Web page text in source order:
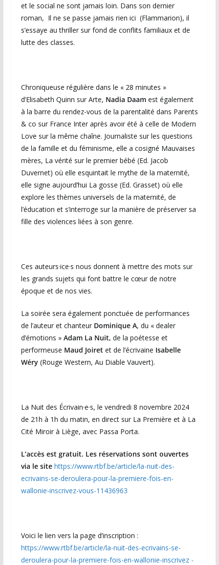
et le social ne sont jamais loin. Dans son dernier
roman, Il ne se passe jamais rien ici (Flammarion), il
s’essaye au thriller sur fond de conflits familiaux et de
lutte des classes.
Chroniqueuse régulière dans le « 28 minutes »
d’Elisabeth Quinn sur Arte, Nadia Daamest également
à la barre du rendez-vous de la parentalité dans Parents
& co sur France Inter après avoir été à celle de Modern
Love sur la même chaîne. Journaliste sur les questions
de la famille et du féminisme, elle a cosigné Mauvaises
mères, La vérité sur le premier bébé (Ed. Jacob
Duvernet) où elle esquintait le mythe de la maternité,
elle signe aujourd’hui La gosse (Ed. Grasset) où elle
explore les thèmes universels de la maternité, de
l’éducation et s’interroge sur la manière de préserver sa
fille des violences liées à son genre.
Ces auteurs·ice·s nous donnent à mettre des mots sur
les grands sujets qui font battre le cœur de notre
époque et de nos vies.
La soirée sera également ponctuée de performances
de l’auteur et chanteur Dominique A, du « dealer
d’émotions » Adam La Nuit, de la poétesse et
performeuse Maud Joiretet de l’écrivaine Isabelle
Wéry(Rouge Western, Au Diable Vauvert).
La Nuit des Écrivain·e·s, le vendredi 8 novembre 2024
de 21h à 1h du matin, en direct sur La Première et à La
Cité Miroir à Liège, avec Passa Porta.
L’accès est gratuit. Les réservations sont ouvertes
via le site https://www.rtbf.be/article/la-nuit-des-
ecrivains-se-deroulera-pour-la-premiere-fois-en-
wallonie-inscrivez-vous-11436963
Voici le lien vers la page d’inscription :
https://www.rtbf.be/article/la-nuit-des-ecrivains-se-
deroulera-pour-la-premiere-fois-en-wallonie-inscrivez -